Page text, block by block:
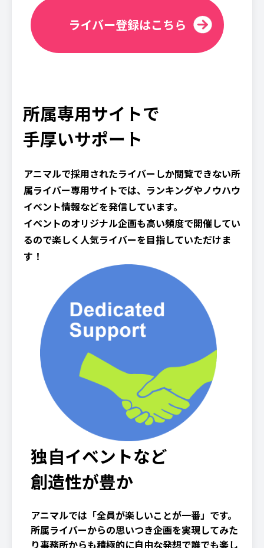
ライバー登録はこちら
所属専用サイトで
手厚いサポート
アニマルで採用されたライバーしか閲覧できない所
属ライバー専用サイトでは、ランキングやノウハウ
イベント情報などを発信しています。
イベントのオリジナル企画も高い頻度で開催してい
るので楽しく人気ライバーを目指していただけま
す！
独自イベントなど
創造性が豊か
アニマルでは「全員が楽しいことが一番」です。
所属ライバーからの思いつき企画を実現してみた
り事務所からも積極的に自由な発想で誰でも楽し